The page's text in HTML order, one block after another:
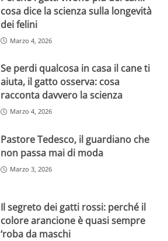
cosa dice la scienza sulla longevità
dei felini
Marzo 4, 2026
Se perdi qualcosa in casa il cane ti
aiuta, il gatto osserva: cosa
racconta davvero la scienza
Marzo 4, 2026
Pastore Tedesco, il guardiano che
non passa mai di moda
Marzo 3, 2026
Il segreto dei gatti rossi: perché il
colore arancione è quasi sempre
‘roba da maschi